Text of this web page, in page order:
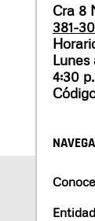
Cra 8
381-
Lunes
4:30